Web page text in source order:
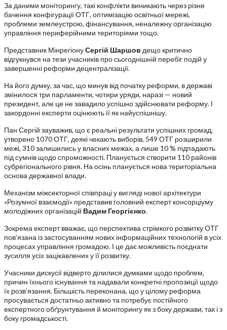
За даними моніторингу, такі конфлікти виникають через різне
бачення конфігурації ОТГ, оптимізацію освітньої мережі,
проблеми землеустрою, фінансування, неналежну організацію
управління периферійними територіями тощо.
Представник МінрегіонуСергій Шаршов дещо критично
відгукнувся на тези учасників про сьогоднішній перебіг подій у
завершенні реформи децентралізації.
На його думку, за час, що минув від початку реформи, в державі
змінилося три парламенти, чотири уряди, наразі — новий
президент, але це не завадило успішно здійснювати реформу. І
закордонні експерти оцінюють її як найуспішнішу.
Пан Сергій зауважив, що є реальні результати успішних громад,
утворено 1070 ОТГ, деякі чекають виборів, 549 ОТГ розширили
межі, 310 залишились у власних межах, а лише 10 % підпадають
під сумнів щодо спроможності. Планується створити 110 районів
субрегіонального рівня. На осінь планується нова територіальна
основа державної влади.
Механізм міжсекторної співпраці у вигляді нової архітектури
«Розумної взаємодії» представив головний експерт консорціуму
молодіжних організацій Вадим Георгієнко.
Зокрема експерт вважає, що перспектива стрімкого розвитку ОТГ
пов’язана із застосуванням нових інформаційних технологій в усіх
процесах управління громадою. І це дає можливість поєднати
зусилля усіх зацікавлених у її розвитку.
Учасники дискусії відверто ділилися думками щодо проблем,
причин їхнього існування та надавали конкретні пропозиції щодо
їх розв’язання. Більшість переконана, що у цілому реформа
просувається достатньо активно та потребує постійного
експертного обґрунтування й моніторингу як з боку держави, так і з
боку громадськості.